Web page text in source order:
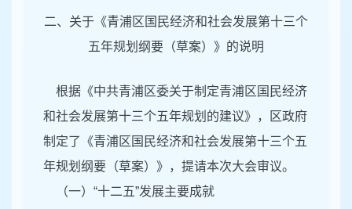
二、关于《青浦区国民经济和社会发展第十三个
五年规划纲要（草案）》的说明
根据《中共青浦区委关于制定青浦区国民经济
和社会发展第十三个五年规划的建议》，区政府
制定了《青浦区国民经济和社会发展第十三个五
年规划纲要（草案）》，提请本次大会审议。
（一）“十二五”发展主要成就